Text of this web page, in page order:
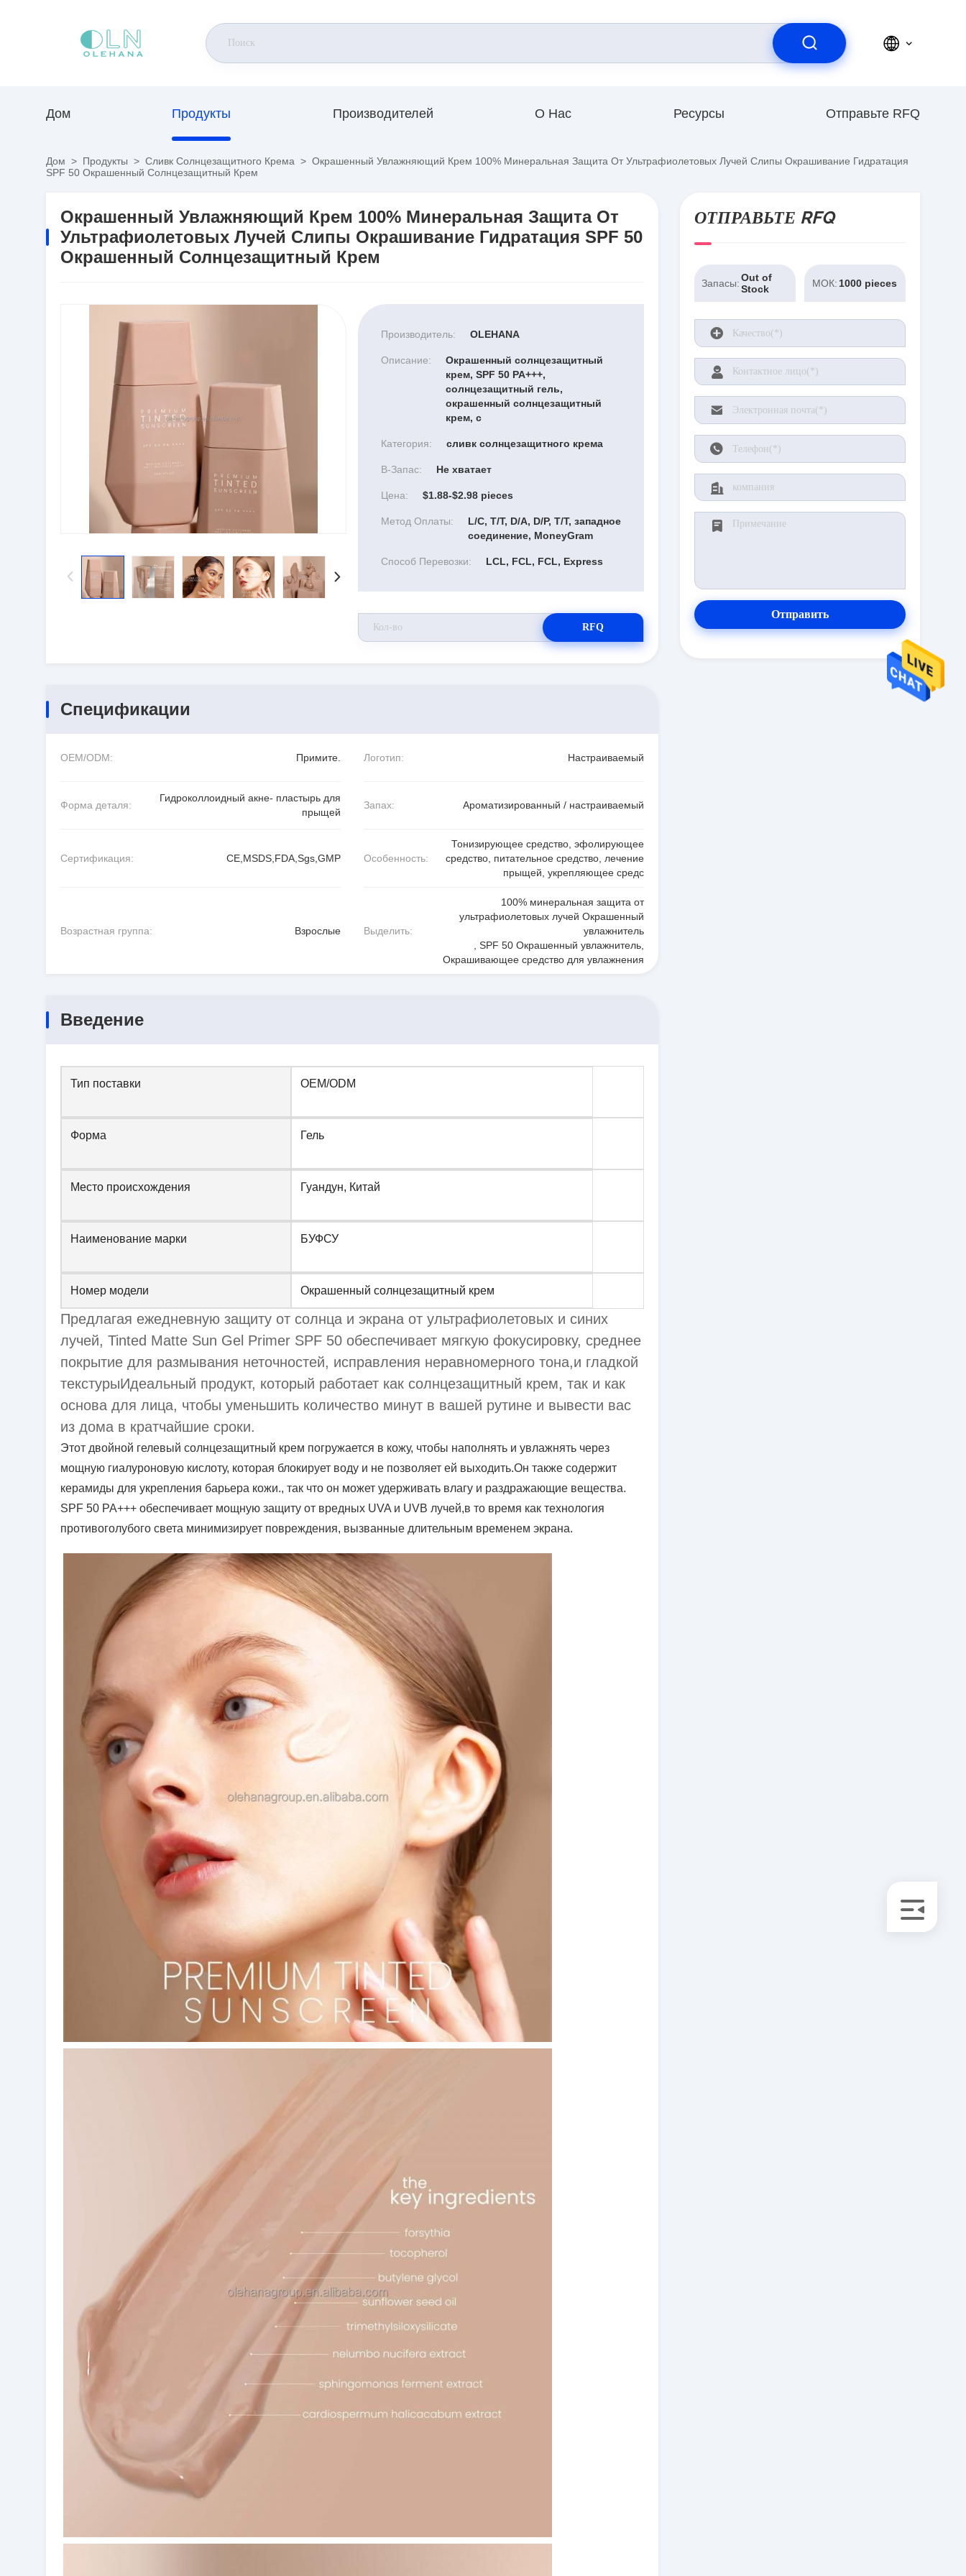
Дом Продукты Производителей О Нас Ресурсы Отправьте RFQ
Дом > Продукты > Сливк Солнцезащитного Крема > Окрашенный Увлажняющий Крем 100% Минеральная Защита От Ультрафиолетовых Лучей Слипы Окрашивание Гидратация
SPF 50 Окрашенный Солнцезащитный Крем
Окрашенный Увлажняющий Крем 100% Минеральная Защита От
Ультрафиолетовых Лучей Слипы Окрашивание Гидратация SPF 50
Окрашенный Солнцезащитный Крем
Производитель: OLEHANA
Описание:
Окрашенный солнцезащитный
крем, SPF 50 PA+++,
солнцезащитный гель,
окрашенный солнцезащитный
крем, с
Категория: сливк солнцезащитного крема
В-Запас: Не хватает
Цена: $1.88-$2.98 pieces
Метод Оплаты:
L/C, T/T, D/A, D/P, T/T, западное
соединение, MoneyGram
Способ Перевозки: LCL, FCL, FCL, Express
RFQ
Спецификации
OEM/ODM: Примите. Логотип: Настраиваемый
Форма деталя:
Гидроколлоидный акне- пластырь для
прыщей
Запах: Ароматизированный / настраиваемый
Сертификация: CE,MSDS,FDA,Sgs,GMP Особенность:
Тонизирующее средство, эфолирующее
средство, питательное средство, лечение
прыщей, укрепляющее средс
Возрастная группа: Взрослые Выделить:
100% минеральная защита от
ультрафиолетовых лучей Окрашенный
увлажнитель
SPF 50 Окрашенный увлажнитель
Окрашивающее средство для увлажнения
Введение
Тип поставки OEM/ODM
Форма Гель
Место происхождения Гуандун, Китай
Наименование марки БУФСУ
Номер модели Окрашенный солнцезащитный крем
Предлагая ежедневную защиту от солнца и экрана от ультрафиолетовых и синих
лучей, Tinted Matte Sun Gel Primer SPF 50 обеспечивает мягкую фокусировку, среднее
покрытие для размывания неточностей, исправления неравномерного тона,и гладкой
текстурыИдеальный продукт, который работает как солнцезащитный крем, так и как
основа для лица, чтобы уменьшить количество минут в вашей рутине и вывести вас
из дома в кратчайшие сроки.
Этот двойной гелевый солнцезащитный крем погружается в кожу, чтобы наполнять и увлажнять через
мощную гиалуроновую кислоту, которая блокирует воду и не позволяет ей выходить.Он также содержит
керамиды для укрепления барьера кожи., так что он может удерживать влагу и раздражающие вещества.
SPF 50 PA+++ обеспечивает мощную защиту от вредных UVA и UVB лучей,в то время как технология
противоголубого света минимизирует повреждения, вызванные длительным временем экрана.
ОТПРАВЬТЕ RFQ
Запасы:Out of
Stock
МОК: 1000 pieces
Отправить